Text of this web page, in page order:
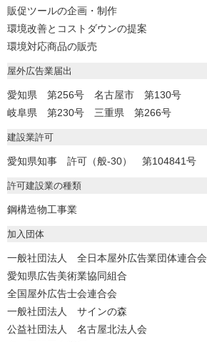
販促ツールの企画・制作
環境改善とコストダウンの提案
環境対応商品の販売
屋外広告業届出
愛知県 第256号 名古屋市 第130号
岐阜県 第230号 三重県 第266号
建設業許可
愛知県知事 許可（般-30） 第104841号
許可建設業の種類
鋼構造物工事業
加入団体
一般社団法人 全日本屋外広告業団体連合会
愛知県広告美術業協同組合
全国屋外広告士会連合会
一般社団法人 サインの森
公益社団法人 名古屋北法人会